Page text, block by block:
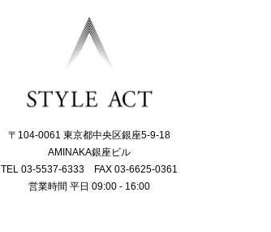
〒104-0061 東京都中央区銀座5-9-18
AMINAKA銀座ビル
TEL 03-5537-6333 FAX 03-6625-0361
営業時間 平日 09:00 - 16:00